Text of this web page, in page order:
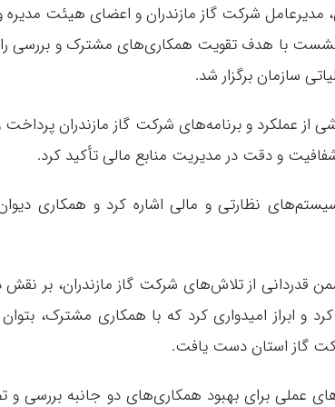
شرکت گاز مازندران و اعضای هیئت مدیره
نشست با هدف تقویت همکاری‌های مشترک و بررسی
سازمان برگزار شد.
از عملکرد و برنامه‌های شرکت گاز مازندران
و دقت در مدیریت منابع مالی تأکید کرد.
نظارتی و مالی اشاره کرد و همکاری
از تلاش‌های شرکت گاز مازندران، بر نقش
و ابراز امیدواری کرد که با همکاری مشترک،
گاز استان دست یافت.
عملی برای بهبود همکاری‌های دو جانبه بررسی